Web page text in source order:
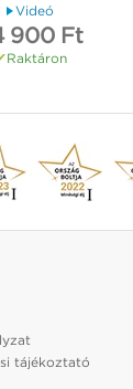
Videó
900 Ft
Raktáron
tájékoztató